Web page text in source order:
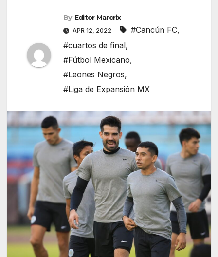
By Editor Marcrix
APR 12, 2022 #Cancún FC,
#cuartos de final,
#Fútbol Mexicano,
#Leones Negros,
#Liga de Expansión MX